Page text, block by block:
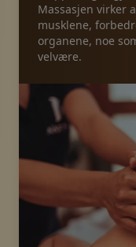
Pakker
Galleri
Massasjen virker
musklene,
organene, noe
velvære.